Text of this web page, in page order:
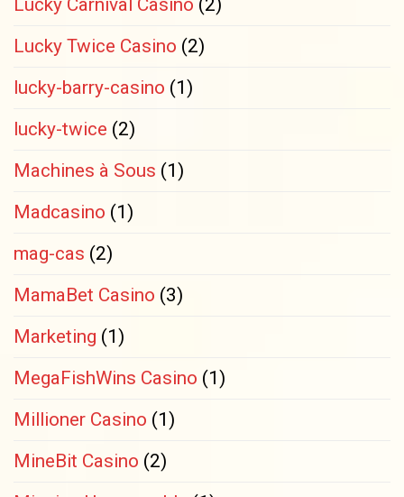
Lucky Twice Casino (2)
lucky-barry-casino (1)
lucky-twice (2)
Machines à Sous (1)
Madcasino (1)
mag-cas (2)
MamaBet Casino (3)
Marketing (1)
MegaFishWins Casino (1)
Millioner Casino (1)
MineBit Casino (2)